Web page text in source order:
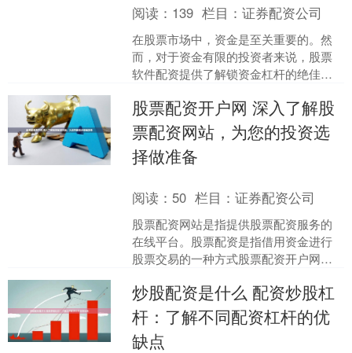
阅读： 139 栏目：证券配资公司
在股票市场中，资金是至关重要的。然
而，对于资金有限的投资者来说，股票
软件配资提供了解锁资金杠杆的绝佳机
投资者可以通过....
股票配资开户网 深入了解股
票配资网站，为您的投资选
择做准备
阅读： 50 栏目：证券配资公司
股票配资网站是指提供股票配资服务的
在线平台。股票配资是指借用资金进行
股票交易的一种方式股票配资开户网，
资金进行股票交易，从而提....
炒股配资是什么 配资炒股杠
杆：了解不同配资杠杆的优
缺点